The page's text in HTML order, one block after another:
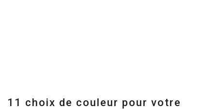
11 choix de couleur pour votre